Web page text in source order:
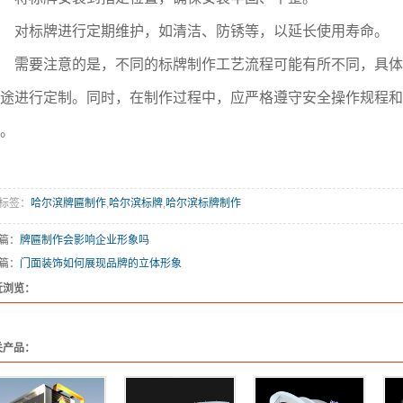
标牌进行定期维护，如清洁、防锈等，以延长使用寿命。
要注意的是，不同的标牌制作工艺流程可能有所不同，具
进行定制。同时，在制作过程中，应严格遵守安全操作规程
签： 哈尔滨牌匾制作,哈尔滨标牌,哈尔滨标牌制作
： 牌匾制作会影响企业形象吗
： 门面装饰如何展现品牌的立体形象
览：
品：